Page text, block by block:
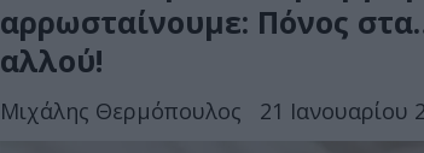
αρρωσταίνουμε: Πόνος
αλλού!
Μιχάλης Θερμόπουλος 21 Ιανουαρίου